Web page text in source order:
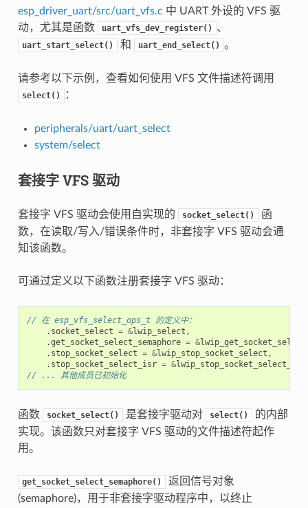
esp_driver_uart/src/uart_vfs.c 中 UART 外设的 VFS 驱
动，尤其是函数
uart_vfs_dev_register() 、
uart_start_select() 和 uart_end_select() 。
请参考以下示例，查看如何使用 VFS 文件描述符调用
select() ：
peripherals/uart/uart_select
system/select
套接字 VFS 驱动
套接字 VFS 驱动会使用自实现的 socket_select()
函
数，在读取/写入/错误条件时，非套接字 VFS 驱动会通
知该函数。
可通过定义以下函数注册套接字 VFS 驱动：
// 在 esp_vfs_select_ops_t 的定义中：
. socket_select = &lwip_select ,
.get_socket_select_semaphore = &
. stop_socket_select = &lwip_stop_socket_select ,
. stop_socket_select_isr = &lwip_stop_socket_select_isr
// ... 其他成员已初始化
函数 socket_select() 是套接字驱动对 select()
的内部
实现。该函数只对套接字 VFS 驱动的文件描述符起作
用。
get_socket_select_semaphore()
返回信号对象
(semaphore)，用于非套接字驱动程序中，以终止